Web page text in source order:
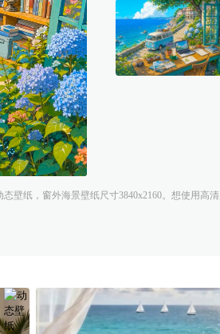
壁纸，窗外海景壁纸尺寸3840x2160。想使用高